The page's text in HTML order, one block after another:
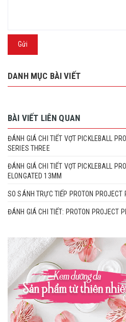
Gửi
DANH MỤC BÀI VIẾT
BÀI VIẾT LIÊN QUAN
ĐÁNH GIÁ CHI TIẾT VỢT PICKLEBALL
SERIES THREE
ĐÁNH GIÁ CHI TIẾT VỢT PICKLEBALL
ELONGATED 13MM
SO SÁNH TRỰC TIẾP PROTON
ĐÁNH GIÁ CHI TIẾT: PROTON PROJECT